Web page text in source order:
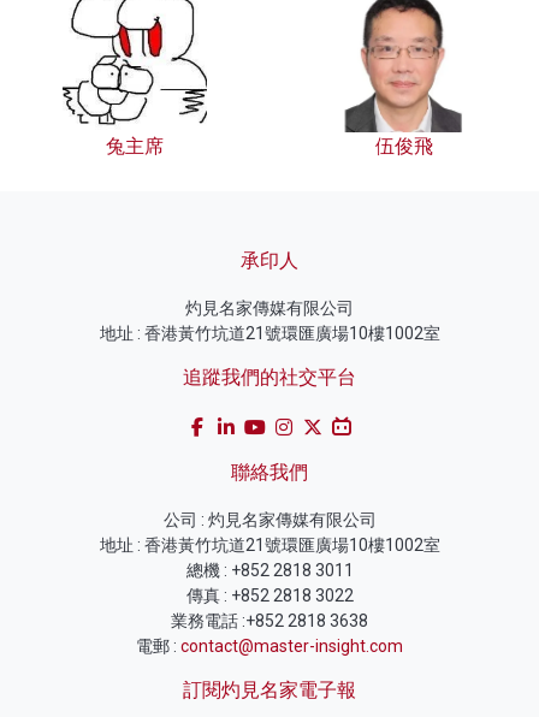
兔主席 伍俊飛
承印人
灼見名家傳媒有限公司
地址 : 香港黃竹坑道21號環匯廣場10樓1002室
追蹤我們的社交平台
聯絡我們
公司 : 灼見名家傳媒有限公司
地址 : 香港黃竹坑道21號環匯廣場10樓1002室
總機 : +852 2818 3011
傳真 : +852 2818 3022
業務電話 :+852 2818 3638
電郵 : contact@master-insight.com
訂閱灼見名家電子報